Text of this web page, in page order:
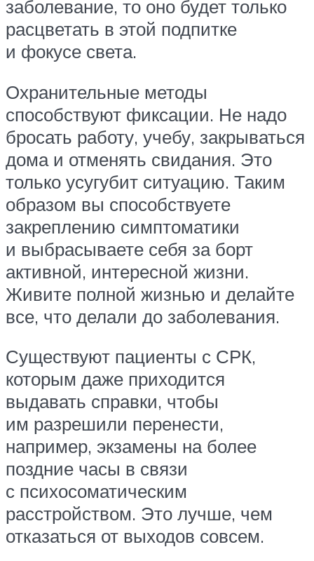
заболевание, то оно будет только
расцветать в этой подпитке
и фокусе света.
Охранительные методы
способствуют фиксации. Не надо
бросать работу, учебу, закрываться
дома и отменять свидания. Это
только усугубит ситуацию. Таким
образом вы способствуете
закреплению симптоматики
и выбрасываете себя за борт
активной, интересной жизни.
Живите полной жизнью и делайте
все, что делали до заболевания.
Существуют пациенты с СРК,
которым даже приходится
выдавать справки, чтобы
им разрешили перенести,
например, экзамены на более
поздние часы в связи
с психосоматическим
расстройством. Это лучше, чем
отказаться от выходов совсем.